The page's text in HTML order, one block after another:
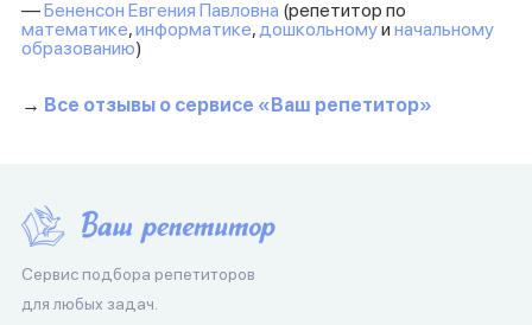
—Бененсон Евгения Павловна (репетитор по
математике,информатике,дошкольномуи начальному
образованию)
→ Все отзывы о сервисе «Ваш репетитор»
Сервис подбора репетиторов
для любых задач.